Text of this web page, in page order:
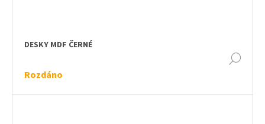
DESKY MDF ČERNÉ
Rozdáno